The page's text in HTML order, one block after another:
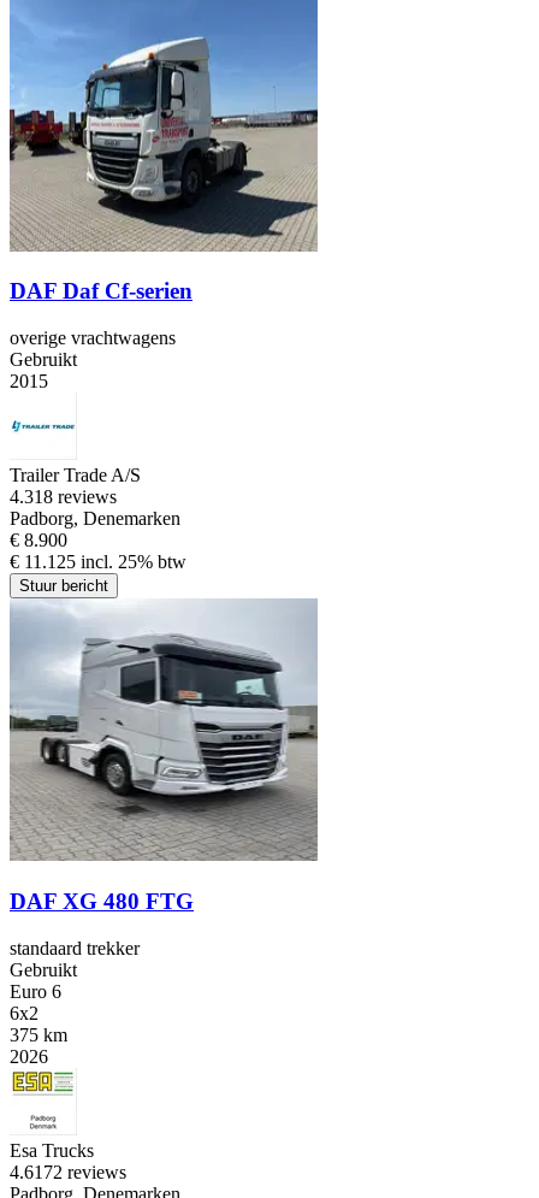
DAF Daf Cf-serien
overige vrachtwagens
Gebruikt
2015
Trailer Trade A/S
4.318 reviews
Padborg, Denemarken
€ 8.900
€ 11.125 incl. 25% btw
Stuur bericht
DAF XG 480 FTG
standaard trekker
Gebruikt
Euro 6
6x2
375 km
2026
Esa Trucks
4.6172 reviews
Padborg, Denemarken